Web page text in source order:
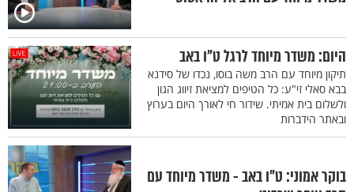
היום: משדר מיוחד לרגל ט"ו באב
תיקון מיוחד עם הרב משה בוסו, נכדו של סידנא
בבא סאלי זי"ע: כל הטיפים למציאת זיווג הגון
ולשלום בית אמיתי. שידור חי לאורך היום בערוץ
ובאתר הידברות
בוקר אמוני: ט"ו באב - משדר מיוחד עם